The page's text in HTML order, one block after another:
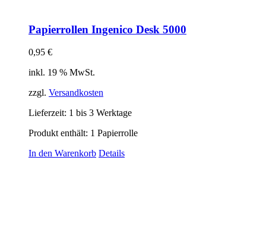
Papierrollen Ingenico Desk 5000
0,95 €
inkl. 19 % MwSt.
zzgl. Versandkosten
Lieferzeit: 1 bis 3 Werktage
Produkt enthält: 1 Papierrolle
In den Warenkorb Details